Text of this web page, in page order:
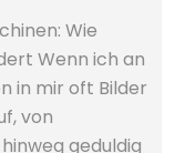
Wie
Wenn ich an
in mir oft Bilder
von
geduldig